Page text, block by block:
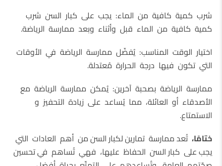
شرب كمية كافية من الماء: يجب على كبار السن شرب
كمية كافية من الماء قبل وأثناء وبعد ممارسة الرياضة.
اختيار الوقت المناسب: يُفضّل ممارسة الرياضة في الأوقات
التي تكون فيها درجة الحرارة مُعتدلة.
ممارسة الرياضة بصحبة آخرين: يُمكن ممارسة الرياضة مع
الأصدقاء أو العائلة، مما يُساعد على زيادة التحفيز و
الاستمتاع.
ختامًا، تُعد ممارسة تمارين لكبار السن من أهم العادات التي
يجب على كبار السن الحفاظ عليها، فهي تُساهم في تحسين